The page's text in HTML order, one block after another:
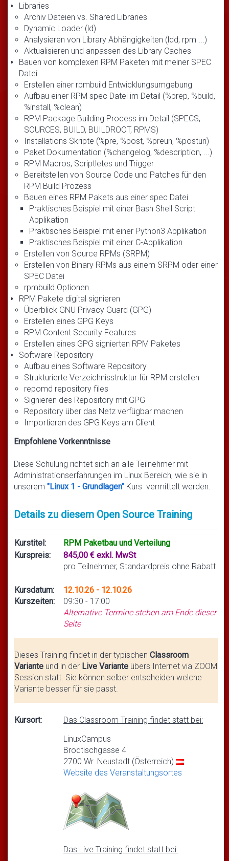
Libraries
Archiv Dateien vs. Shared Libraries
Dynamic Loader (ld)
Analysieren von Library Abhängigkeiten (ldd, rpm ...)
Aktualisieren und anpassen des Library Caches
Bauen von komplexen RPM Paketen mit meiner SPEC
Datei
Erstellen einer rpmbuild Entwicklungsumgebung
Aufbau einer RPM spec Datei im Detail (%prep, %build,
%install, %clean)
RPM Package Building Process im Detail (SPECS,
SOURCES, BUILD, BUILDROOT, RPMS)
Installations Skripte (%pre, %post, %preun, %postun)
Paket Dokumentation (%changelog, %description, ...)
RPM Macros, Scriptletes und Trigger
Bereitstellen von Source Code und Patches für den
RPM Build Prozess
Bauen eines RPM Pakets aus einer spec Datei
Praktisches Beispiel mit einer Bash Shell Script
Applikation
Praktisches Beispiel mit einer Python3 Applikation
Praktisches Beispiel mit einer C-Applikation
Erstellen von Source RPMs (SRPM)
Erstellen von Binary RPMs aus einem SRPM oder einer
SPEC Datei
rpmbuild Optionen
RPM Pakete digital signieren
Überblick GNU Privacy Guard (GPG)
Erstellen eines GPG Keys
RPM Content Security Features
Erstellen eines GPG signierten RPM Paketes
Software Repository
Aufbau eines Software Repository
Strukturierte Verzeichnisstruktur für RPM erstellen
repomd repository files
Signieren des Repository mit GPG
Repository über das Netz verfügbar machen
Importieren des GPG Keys am Client
Empfohlene Vorkenntnisse
Diese Schulung richtet sich an alle Teilnehmer mit
Administrationserfahrungen im Linux Bereich, wie sie in
unserem "Linux 1 - Grundlagen" Kurs vermittelt werden.
Details zu diesem Open Source Training
Kurstitel:
RPM Paketbau und Verteilung
Kurspreis:
845,00 € exkl. MwSt
pro Teilnehmer, Standardpreis ohne Rabatt
Kursdatum:
Kurszeiten:
12.10.26 - 12.10.26
09:30 - 17:00
Alternative Termine stehen am Ende dieser
Seite
Dieses Training findet in der typischen Classroom
Variante und in der Live Variante übers Internet via ZOOM
Session statt. Sie können selber entscheiden welche
Variante besser für sie passt.
Kursort:
Das Classroom Training findet statt bei:
LinuxCampus
Brodtischgasse 4
2700 Wr. Neustadt (Österreich)
Website des Veranstaltungsortes
Das Live Training findet statt bei: